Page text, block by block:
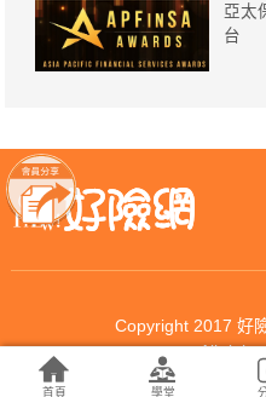
亞太
台
Copyright 2017 好
All